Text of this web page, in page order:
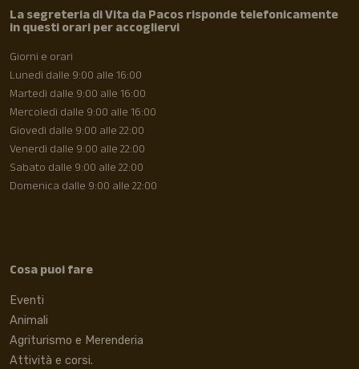
La segreteria di Vita da Pacos risponde telefonicamente
in questi orari per accogliervi
Giorni e orari
Lunedì dalle 9:00 alle 16:00
Martedì dalle 9:00 alle 16:00
Mercoledì dalle 9:00 alle 16:00
Giovedì dalle 9:00 alle 22:00
Venerdì dalle 9:00 alle 22:00
Sabato dalle 9:00 alle 22:00
Domenica dalle 9:00 alle 22:00
Cosa puoi fare
Eventi
Animali
Agriturismo e Merenderia
Attività e corsi.